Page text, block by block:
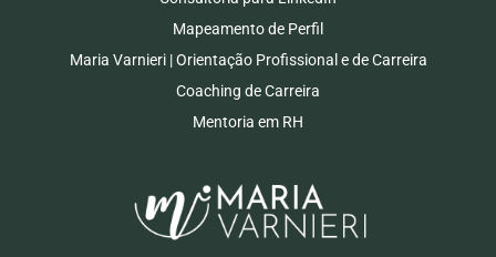
Mapeamento de Perfil
Maria Varnieri | Orientação Profissional e de Carreira
Coaching de Carreira
Mentoria em RH